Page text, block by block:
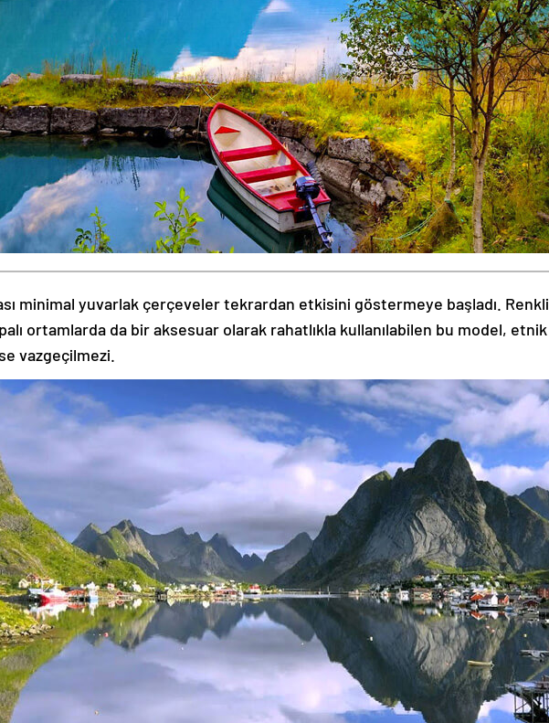
minimal yuvarlak çerçeveler tekrardan etkisini göstermeye başladı. Renkli
ortamlarda da bir aksesuar olarak rahatlıkla kullanılabilen bu model, etnik
vazgeçilmezi.